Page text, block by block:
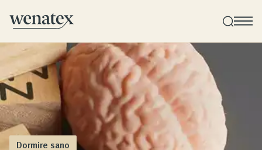
Consulenza sul sonno Wenatex
Consulenza sui prodotti personale a domicilio o
online!
Dormire sano